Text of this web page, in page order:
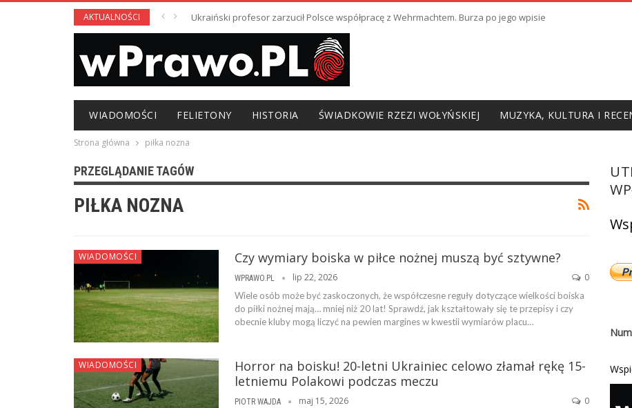
AKTUALNOŚCI Ukraiński profesor zarzucił Polsce współpracę z Wehrmachtem. Burza po jego wpisie
WIADOMOŚCI FELIETONY HISTORIA ŚWIADKOWIE RZEZI WOŁYŃSKIEJ MUZYKA, KULTURA I
Strona główna piłka nozna
PRZEGLĄDANIE TAGÓW
PIŁKA NOZNA
WIADOMOŚCI Czy wymiary boiska w piłce nożnej muszą być sztywne?
WPRAWO.PL lip 22, 2026 0
Wiele osób może być zaskoczonych, że współczesne reguły dotyczące wielkości boiska
do piłki nożnej mają… mniej niż 20 lat! Sprawdź, jak kształtowały się te przepisy i czy
obecnie kluby mogą liczyć na pewien margines w kwestii wymiarów placu…
WIADOMOŚCI
Horror na boisku! 20-letni Ukrainiec celowo złamał rękę 15-
letniemu Polakowi podczas meczu
PIOTR WAJDA maj 15, 2026 0